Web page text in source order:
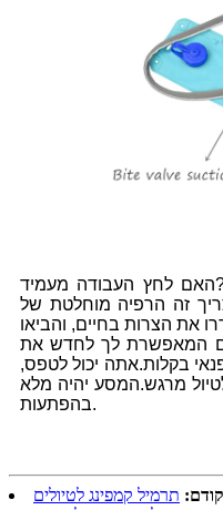
לחץ העבודה מעמיד
זה הרפיה מוחלטת של
את הצרות בחיים, והביאו
המאפשרת לך לחדש את
בקלות.אתה יכול לטפס,
מרגש.המסע יהיה מלא
בהפתעות.
קודם: תרמיל קמפינג לטיולים